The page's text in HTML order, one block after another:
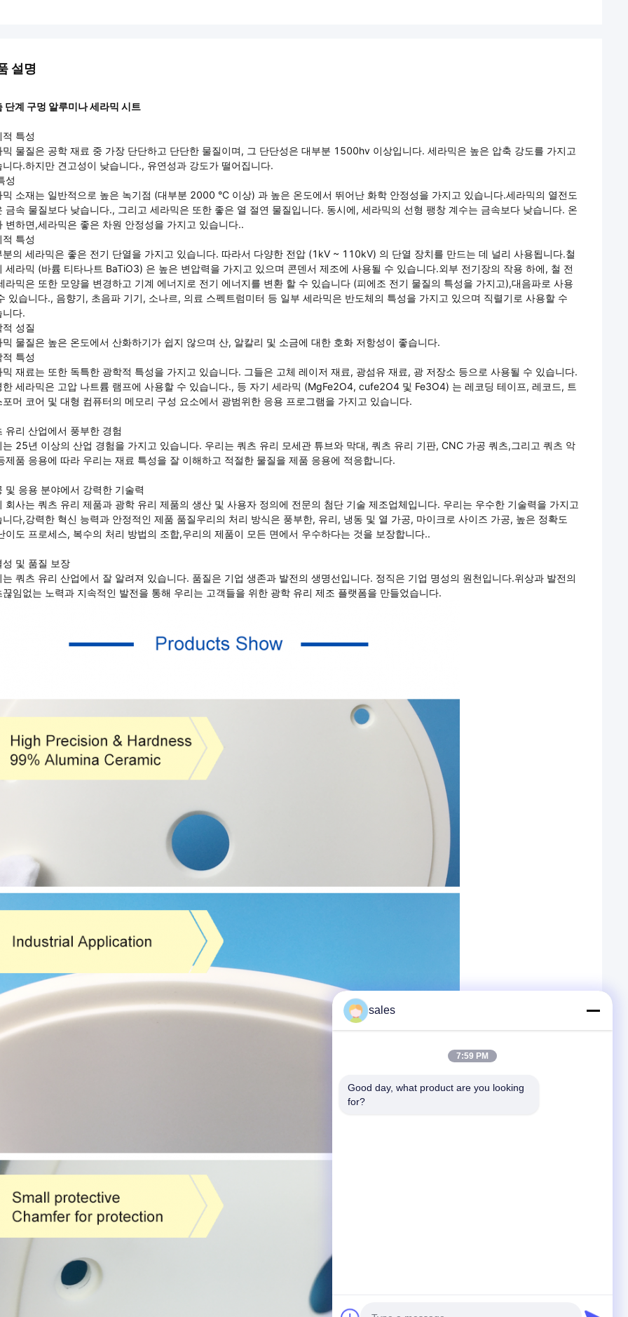
설명
단계 구멍 알루미나 세라믹 시트
적 특성
믹 물질은 공학 재료 중 가장 단단하고 단단한 물질이며, 그 단단성은 대부분 1500hv 이상입니다. 세라믹은 높은 압축 강도를 가지고
니다.하지만 견고성이 낮습니다., 유연성과 강도가 떨어집니다.
성
믹 소재는 일반적으로 높은 녹기점 (대부분 2000 °C 이상) 과 높은 온도에서 뛰어난 화학 안정성을 가지고 있습니다.세라믹의 열전도
금속 물질보다 낮습니다., 그리고 세라믹은 또한 좋은 열 절연 물질입니다. 동시에, 세라믹의 선형 팽창 계수는 금속보다 낮습니다. 온
변하면,세라믹은 좋은 차원 안정성을 가지고 있습니다..
적 특성
분의 세라믹은 좋은 전기 단열을 가지고 있습니다. 따라서 다양한 전압 (1kV ~ 110kV) 의 단열 장치를 만드는 데 널리 사용됩니다.철
세라믹 (바륨 티타나트 BaTiO3) 은 높은 변압력을 가지고 있으며 콘덴서 제조에 사용될 수 있습니다.외부 전기장의 작용 하에, 철 전
라믹은 또한 모양을 변경하고 기계 에너지로 전기 에너지를 변환 할 수 있습니다 (피에조 전기 물질의 특성을 가지고),대음파로 사용
있습니다., 음향기, 초음파 기기, 소나르, 의료 스펙트럼미터 등 일부 세라믹은 반도체의 특성을 가지고 있으며 직렬기로 사용할 수
니다.
적 성질
믹 물질은 높은 온도에서 산화하기가 쉽지 않으며 산, 알칼리 및 소금에 대한 호화 저항성이 좋습니다.
적 특성
믹 재료는 또한 독특한 광학적 특성을 가지고 있습니다. 그들은 고체 레이저 재료, 광섬유 재료, 광 저장소 등으로 사용될 수 있습니다.
한 세라믹은 고압 나트륨 램프에 사용할 수 있습니다., 등 자기 세라믹 (MgFe2O4, cufe2O4 및 Fe3O4) 는 레코딩 테이프, 레코드, 트
포머 코어 및 대형 컴퓨터의 메모리 구성 요소에서 광범위한 응용 프로그램을 가지고 있습니다.
유리 산업에서 풍부한 경험
는 25년 이상의 산업 경험을 가지고 있습니다. 우리는 쿼츠 유리 모세관 튜브와 막대, 쿼츠 유리 기판, CNC 가공 쿼츠,그리고 쿼츠 악
제품 응용에 따라 우리는 재료 특성을 잘 이해하고 적절한 물질을 제품 응용에 적응합니다.
및 응용 분야에서 강력한 기술력
회사는 쿼츠 유리 제품과 광학 유리 제품의 생산 및 사용자 정의에 전문의 첨단 기술 제조업체입니다. 우리는 우수한 기술력을 가지고
니다,강력한 혁신 능력과 안정적인 제품 품질우리의 처리 방식은 풍부한, 유리, 냉동 및 열 가공, 마이크로 사이즈 가공, 높은 정확도
이도 프로세스, 복수의 처리 방법의 조합,우리의 제품이 모든 면에서 우수하다는 것을 보장합니다..
성 및 품질 보장
는 쿼츠 유리 산업에서 잘 알려져 있습니다. 품질은 기업 생존과 발전의 생명선입니다. 정직은 기업 명성의 원천입니다.위상과 발전의
끊임없는 노력과 지속적인 발전을 통해 우리는 고객들을 위한 광학 유리 제조 플랫폼을 만들었습니다.
sales
7:59 PM
Good day, what product are you looking
for?